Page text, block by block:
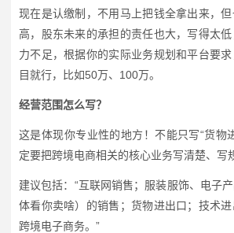
现在是认缴制，不用马上把钱全拿出来，
高，股东未来的承担的责任也大，写得太
力不足，根据你的实际业务规划和平台要
目就行，比如50万、100万。
经营范围怎么写？
这是体现你专业性的地方！不能只写“货物
定要把跨境电商相关的核心业务写清楚、写
建议包括：“互联网销售；服装服饰、电子
体看你卖啥）的销售；货物进出口；技术进
跨境电子商务。”